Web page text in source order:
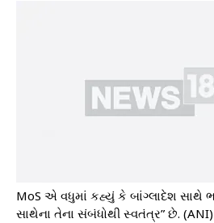
MoS એ વધુમાં કહ્યું કે બાંગ્લાદેશ સાથે
સાથેના તેના સંબંધોથી સ્વતંત્ર” છે. (ANI)